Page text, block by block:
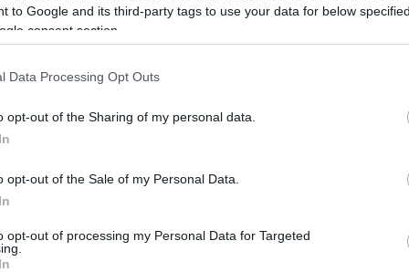
to Google and its third-party tags to use your data for below
consent section.
Data Processing Opt Outs
opt-out of the Sharing of my personal data.
opt-out of the Sale of my Personal Data.
opt-out of processing my Personal Data for Targeted
a GVH ugyan nem minősítette
figyelemmel), de ezúton is megerősíti, hogy
magánszemély (legyen az közszereplő,
vlogger) közösségi oldalán írt posztjainak
tartalom, ha abban
a fogyasztók számára szembetűnően